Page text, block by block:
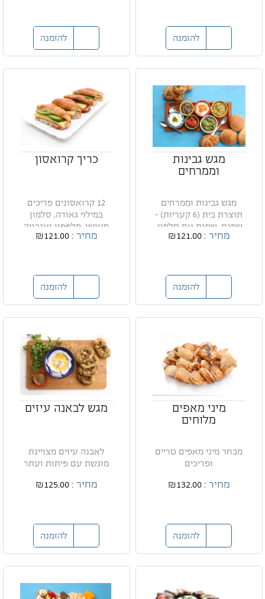
להזמנה להזמנה
מגש גבינות
וממרחים
מגש גבינות וממרחים
תוצרת בית (6 קעריות) -
שמנת, שמנת עם סלמון,
ע...מחיר :₪121.00
להזמנה
כריך קרואסון
12 קרואסונים פריכים
במילוי גאודה, סלמון
מעושן, מלפפון ועגבניה
מחיר :₪121.00
להזמנה
מיני מאפים
מלוחים
מבחר מיני מאפים טריים
ופריכים
מחיר :₪132.00
להזמנה
מגש לבאנה עיזים
לאבנה עיזים מצויינת
מוגשת עם פיתות זעתר
מחיר :₪125.00
להזמנה